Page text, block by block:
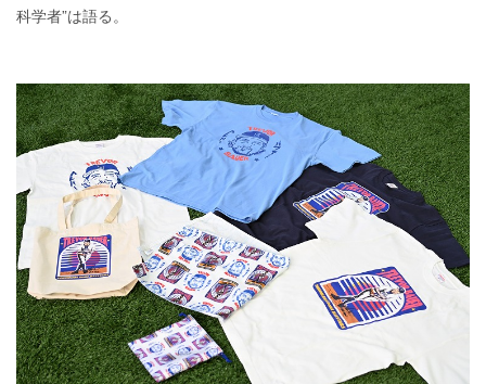
科学者”は語る。